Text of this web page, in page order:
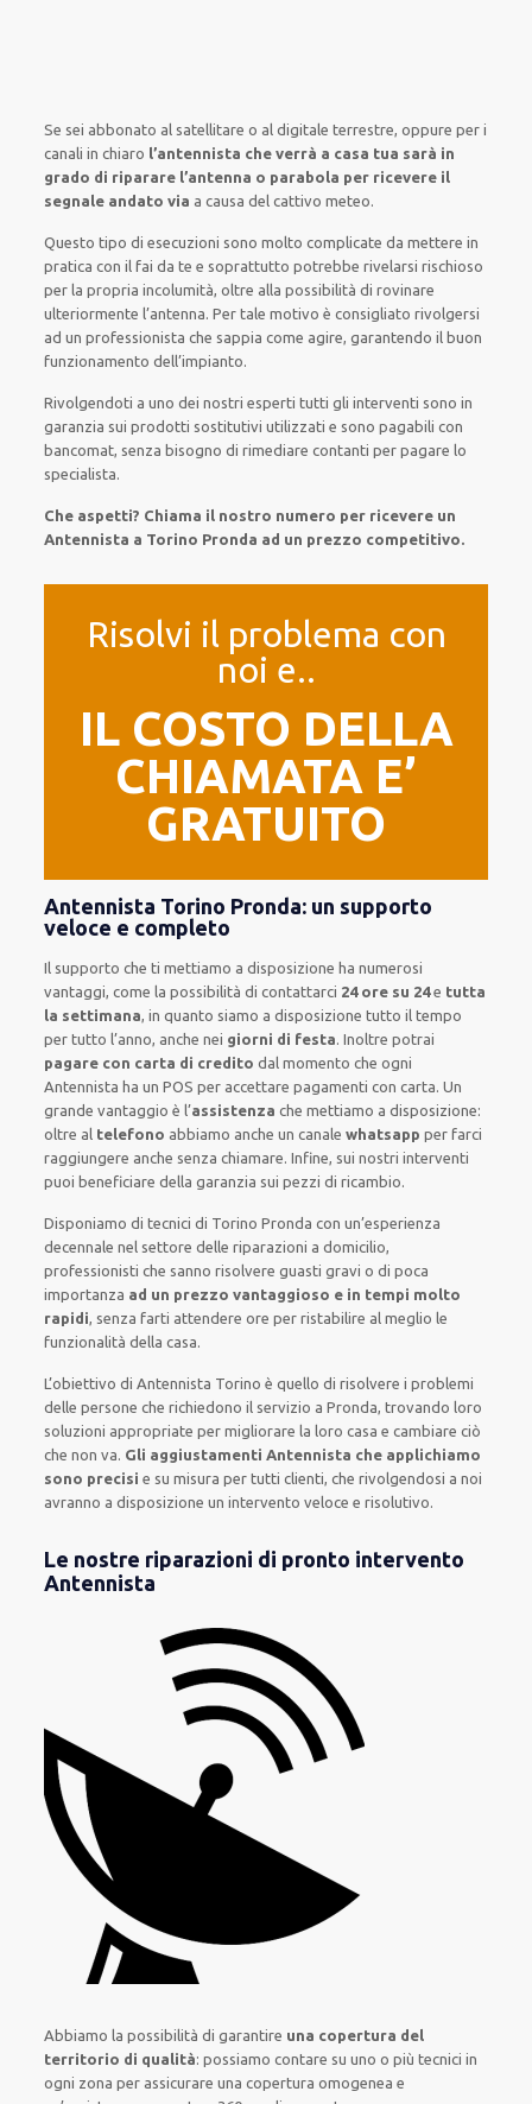
Se sei abbonato al satellitare o al digitale terrestre, oppure per i
canaliin chiaro l’antennista che verrà a casa tua sarà in
grado di riparare l’antenna o parabola per ricevere il
segnale andato via a causa del cattivo meteo.
Questo tipo diesecuzioni sono molto complicate damettere in
pratica con il fai da tee soprattutto potrebberivelarsi rischioso
per la propriaincolumità, oltre alla possibilità dirovinare
ulteriormente l’antenna. Per tale motivo è consigliato rivolgersi
ad unprofessionista che sappiacome agire, garantendo il buon
funzionamento dell’impianto.
Rivolgendoti a uno dei nostriesperti tutti gli interventi sono in
garanzia sui prodotti sostitutivi utilizzati e sono pagabili con
bancomat, senza bisogno dirimediare contanti per pagare lo
specialista.
Che aspetti? Chiama il nostro numero per ricevere un
Antennista a Torino Pronda ad un prezzo competitivo.
Risolvi il problema con
noi e..
IL COSTO DELLA
CHIAMATA E’
GRATUITO
Antennista Torino Pronda: un supporto
veloce e completo
Il supporto che timettiamo a disposizione ha numerosi
vantaggi, come la possibilità di contattarci 24 ore su 24e tutta
la settimana, in quanto siamo a disposizionetutto il tempo
per tutto l’anno, anche nei giorni di festa.Inoltrepotrai
pagare con carta di credito dal momento che ogni
Antennista haun POSper accettare pagamenticon carta.Un
grande vantaggio è l’assistenza che mettiamo a disposizione:
oltre al telefono abbiamo anche uncanale whatsappper farci
raggiungere anche senza chiamare.Infine, sui nostri interventi
puoi beneficiare dellagaranzia sui pezzi di ricambio.
Disponiamo ditecnici di Torino Pronda con un’esperienza
decennalenel settore delle riparazioni a domicilio,
professionistiche sanno risolvere guasti gravi o di poca
importanza ad un prezzo vantaggioso e in tempi molto
rapidi, senza farti attendere ore per ristabilire al meglio le
funzionalità della casa.
L’obiettivo di Antennista Torino è quello di risolvere i problemi
delle persone cherichiedono il servizio a Pronda, trovando loro
soluzioni appropriate per migliorare la loro casa e cambiare ciò
che non va. Gli aggiustamenti Antennista che applichiamo
sono precisi e su misura per tutti clienti, che rivolgendosi a noi
avranno a disposizione un interventoveloce e risolutivo.
Le nostre riparazioni di pronto intervento
Antennista
Abbiamo la possibilità di garantire una copertura del
territorio di qualità:possiamo contare su uno o piùtecnici in
ogni zona per assicurare una coperturaomogenea e